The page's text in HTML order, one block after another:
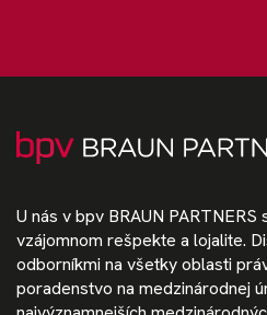
U nás v bpv BRAUN PARTNERS
vzájomnom rešpekte a lojalite.
odborníkmi na všetky oblasti
poradenstvo na medzinárodnej